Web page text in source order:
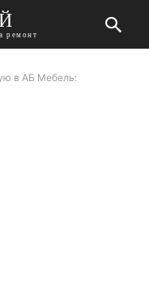
ремонт
в АБ Мебель: